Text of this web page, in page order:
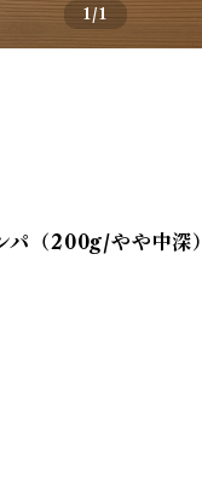
1/1
パ（200g/やや中深）